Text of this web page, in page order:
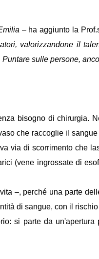
– ha aggiunto la
valorizzandone il
sulle persone,
bisogno di chirurgia.
che raccoglie il
via di scorrimento che
(vene ingrossate di
–, perché una parte
di sangue, con il
si parte da